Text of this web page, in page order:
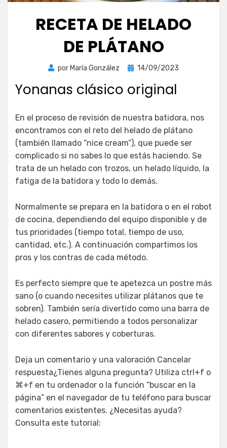
RECETA DE HELADO
DE PLÁTANO
por María González
Publicada
14/09/2023
Yonanas clásico original
En el proceso de revisión de nuestra batidora, nos
encontramos con el reto del helado de plátano
(también llamado “nice cream”), que puede ser
complicado si no sabes lo que estás haciendo. Se
trata de un helado con trozos, un helado líquido, la
fatiga de la batidora y todo lo demás.
Normalmente se prepara en la batidora o en el robot
de cocina, dependiendo del equipo disponible y de
tus prioridades (tiempo total, tiempo de uso,
cantidad, etc.). A continuación compartimos los
pros y los contras de cada método.
Es perfecto siempre que te apetezca un postre más
sano (o cuando necesites utilizar plátanos que te
sobren). También sería divertido como una barra de
helado casero, permitiendo a todos personalizar
con diferentes sabores y coberturas.
Deja un comentario y una valoración Cancelar
respuesta¿Tienes alguna pregunta? Utiliza ctrl+f o
⌘+f en tu ordenador o la función “buscar en la
página” en el navegador de tu teléfono para buscar
comentarios existentes. ¿Necesitas ayuda?
Consulta este tutorial: